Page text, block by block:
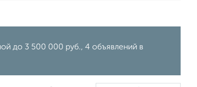
до 3 500 000 руб., 4 объявлений в